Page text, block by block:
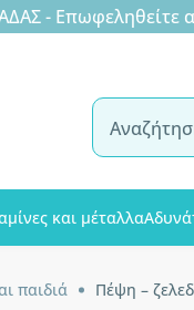
- Επωφεληθείτε
και μέταλλα
παιδιά Πέψη –